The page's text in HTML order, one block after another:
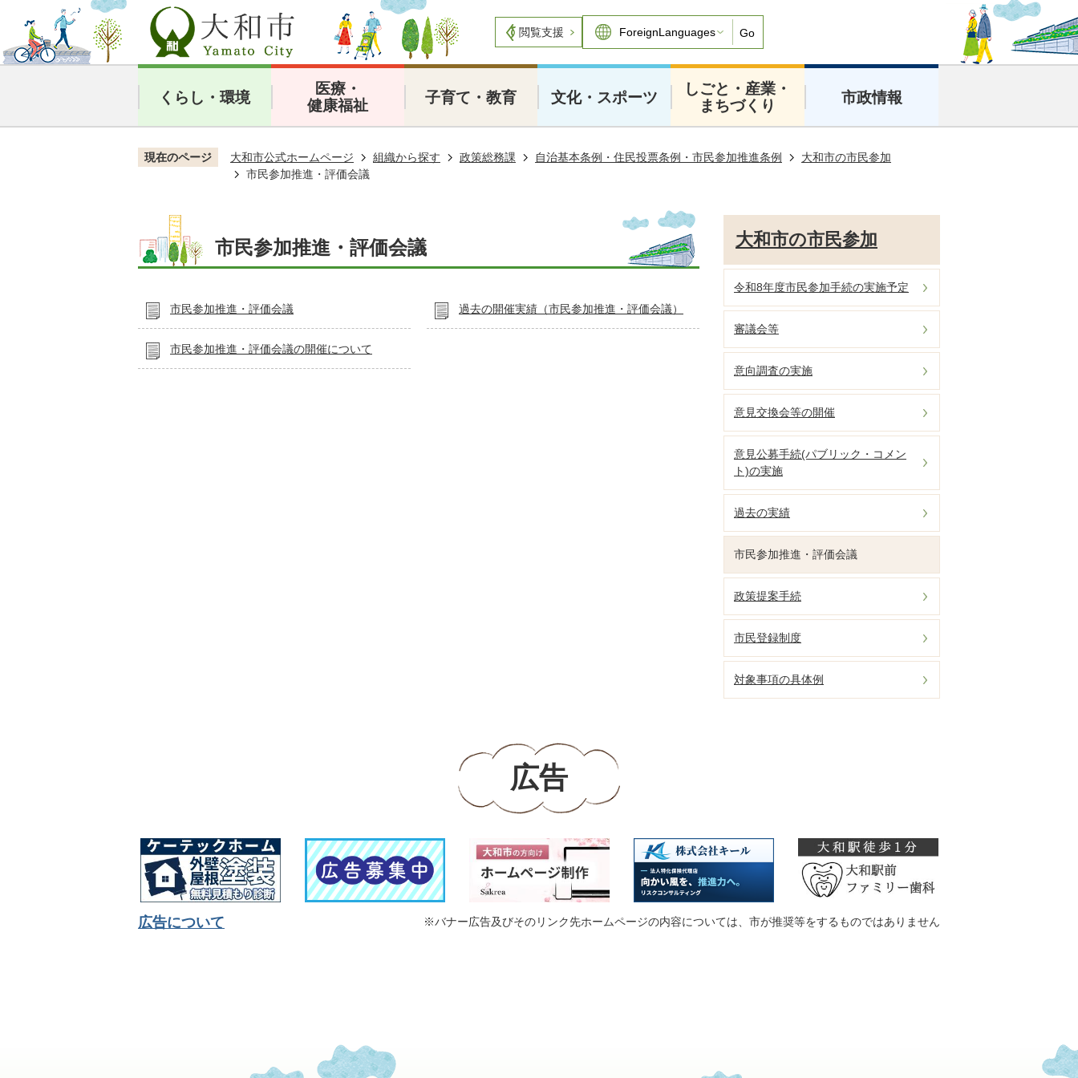
閲覧支援 Go
くらし・環境
医療・
健康福祉
子育て・教育 文化・スポーツ
しごと・産業・
まちづくり
市政情報
現在のページ 大和市公式ホームページ 組織から探す 政策総務課 自治基本条例・住民投票条例・市民参加推進条例
大和市の市民参加
市民参加推進・評価会議
市民参加推進・評価会議
市民参加推進・評価会議 過去の開催実績（市民参加推進・評価会議）
市民参加推進・評価会議の開催について
大和市の市民参加
令和8年度市民参加手続の実施予定
審議会等
意向調査の実施
意見交換会等の開催
意見公募手続(パブリック・コメン
ト)の実施
過去の実績
市民参加推進・評価会議
政策提案手続
市民登録制度
対象事項の具体例
広告
広告について ※バナー広告及びそのリンク先ホームページの内容については、市が推奨等をするものではありません